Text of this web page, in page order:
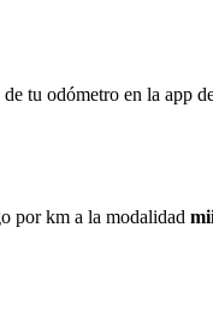
tu odómetro en la app
por km a la modalidad